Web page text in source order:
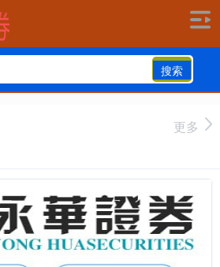
搜索
更多